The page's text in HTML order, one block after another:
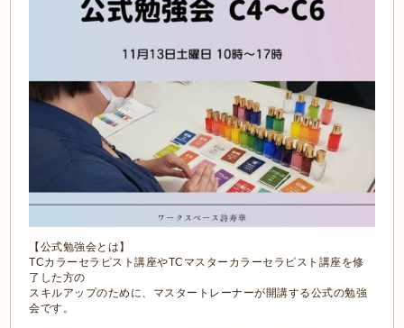
【公式勉強会とは】
TCカラーセラピスト講座やTCマスターカラーセラピスト講座を修
了した方の
スキルアップのために、マスタートレーナーが開講する公式の勉強
会です。